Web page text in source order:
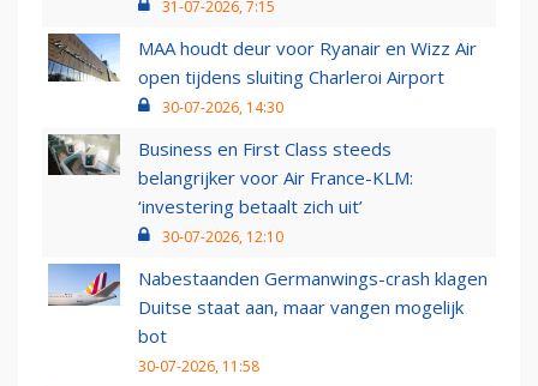
31-07-2026, 7:15
MAA houdt deur voor Ryanair en Wizz Air
open tijdens sluiting Charleroi Airport
30-07-2026, 14:30
Business en First Class steeds
belangrijker voor Air France-KLM:
‘investering betaalt zich uit’
30-07-2026, 12:10
Nabestaanden Germanwings-crash klagen
Duitse staat aan, maar vangen mogelijk
bot
30-07-2026, 11:58